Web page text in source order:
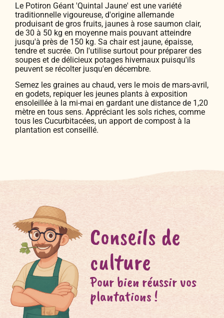
Le Potiron Géant 'Quintal Jaune' est une variété
traditionnelle vigoureuse, d'origine allemande
produisant de gros fruits, jaunes à rose saumon clair,
de 30 à 50 kg en moyenne mais pouvant atteindre
jusqu'à près de 150 kg. Sa chair est jaune, épaisse,
tendre et sucrée. On l'utilise surtout pour préparer des
soupes et de délicieux potages hivernaux puisqu'ils
peuvent se récolter jusqu'en décembre.
Semez les graines au chaud, vers le mois de mars-avril,
en godets, repiquer les jeunes plants à exposition
ensoleillée à la mi-mai en gardant une distance de 1,20
mètre en tous sens. Appréciant les sols riches, comme
tous les Cucurbitacées, un apport de compost à la
plantation est conseillé.
Conseils de
culture
Pour bien réussir vos
plantations !